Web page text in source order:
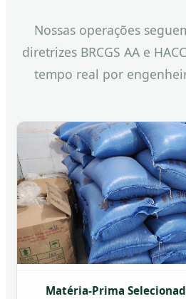
Nossas operações
diretrizes BRCGS AA e
tempo real por
Matéria-Prima